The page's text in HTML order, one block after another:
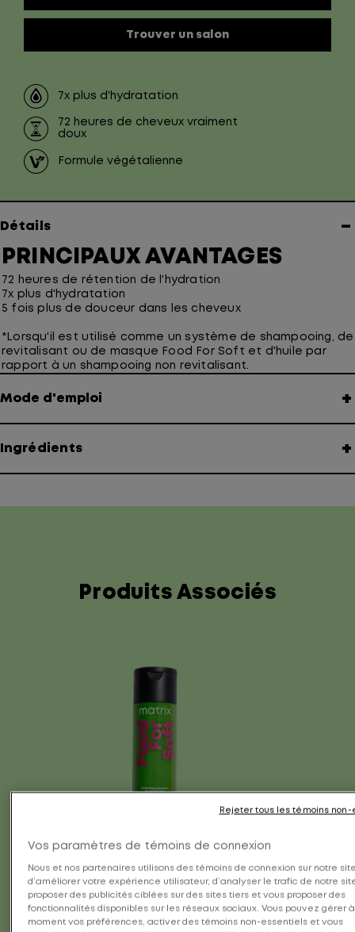
7x plus d'hydratation
72 heures de cheveux vraiment
doux
Formule végétalienne
Trouver un salon
Détails −
PRINCIPAUX AVANTAGES
72 heures de rétention de l'hydration
7x plus d'hydratation
5 fois plus de douceur dans les cheveux
*Lorsqu'il est utilisé comme un système de shampooing, de
revitalisant ou de masque Food For Soft et d'huile par
rapport à un shampooing non revitalisant.
Mode d'emploi +
Ingrédients +
Produits Associés
Shampooing Hydratant Food for
Soft
Food
Vos paramètres de témoins de connexion
Nous et nos partenaires utilisons des témoins de connexion sur notre
d’améliorer votre expérience utilisateur, d’analyser le trafic de notre
proposer des publicités ciblées sur des sites tiers et vous proposer des
fonctionnalités disponibles sur les réseaux sociaux. Vous pouvez gérer
moment vos préférences, activer des témoins non-essentiels et vous
Rejeter tous les témoins